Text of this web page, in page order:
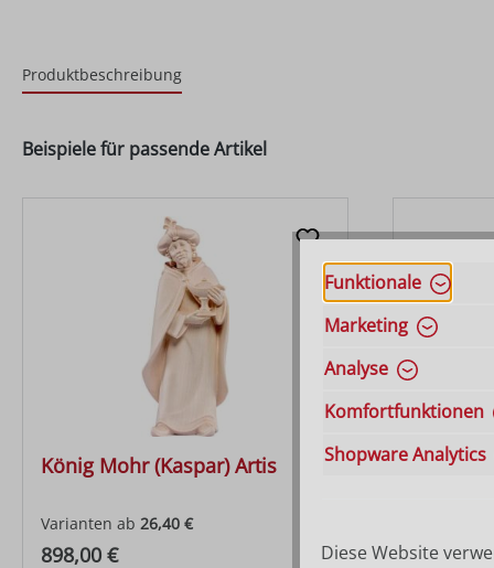
Produktbeschreibung
Beispiele für passende Artikel
König Mohr (Kaspar) Artis
Varianten ab 26,40 €
Regulärer Preis:
898,00 €
König
898,00 €
Funktionale
Marketing
Analyse
Komfortfunktionen
Shopware Analytics
Diese Website